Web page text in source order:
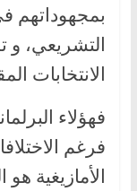
بمجهوداتهم
التشريعي،
الانتخابات
فهؤلاء
فرغم
الأمازيغية